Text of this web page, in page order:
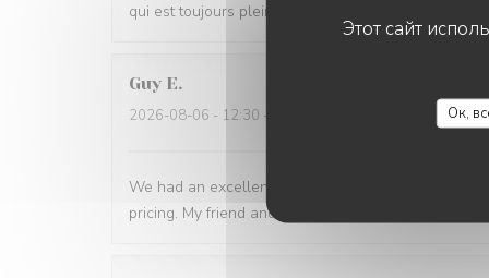
Этот сайт
Ок,
qui est toujours plein d'attention.
Guy E
2026-08-06 - 12:30 - гости 2
We had an excellent lunch time at La Grande
pricing. My friend and I we really enjoyed it. Thank